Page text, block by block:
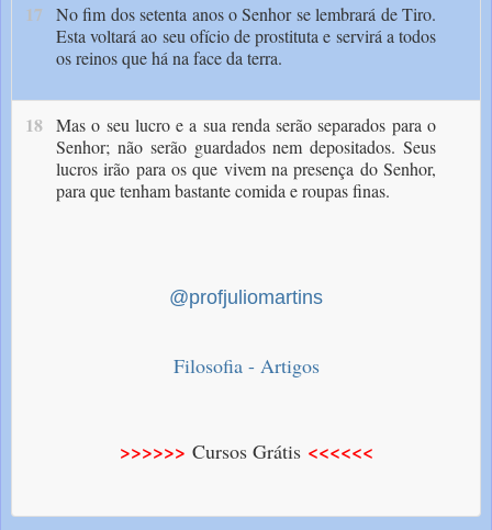
17
No fim dos setenta anos o Senhor se lembrará de Tiro.
Esta voltará ao seu ofício de prostituta e servirá a todos
os reinos que há na face da terra.
18 Mas o seu lucro e a sua renda serão separados para o
Senhor; não serão guardados nem depositados. Seus
lucros irão para os que vivem na presença do Senhor,
para que tenham bastante comida e roupas finas.
@profjuliomartins
Filosofia - Artigos
>>>>>> Cursos Grátis <<<<<<